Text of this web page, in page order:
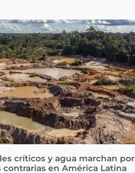
críticos y agua marchan por
contrarias en América Latina